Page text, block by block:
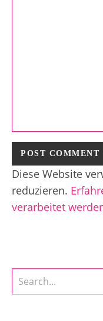
Diese Website
reduzieren.
verarbeitet